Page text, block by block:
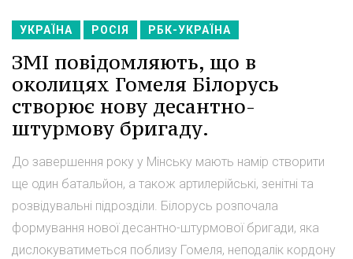
УКРАЇНА РОСІЯ РБК-УКРАЇНА
ЗМІ повідомляють, що в
околицях Гомеля Білорусь
створює нову десантно-
штурмову бригаду.
До завершення року у Мінську мають намір створити
ще один батальйон, а також артилерійські, зенітні та
розвідувальні підрозділи. Білорусь розпочала
формування нової десантно-штурмової бригади, яка
дислокуватиметься поблизу Гомеля, неподалік кордону